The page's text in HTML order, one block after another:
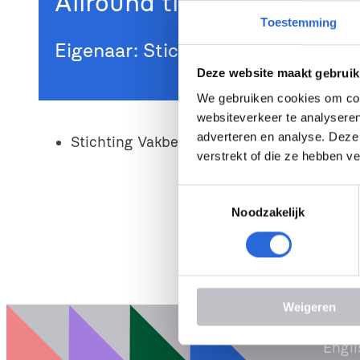
Toestemming
Deze website maakt
We gebruiken cookies om
websiteverkeer te
adverteren en analyse.
verstrekt of die ze hebben
m
i
Noodzakelijk
Weigeren
Eigenaar: Stichting
Stichting Vakbekwaamheid Gebouwde